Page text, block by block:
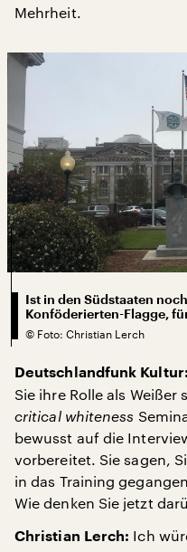
Mehrheit.
Ist in den Südstaaten
Konföderierten-Flagge,
© Foto: Christian Lerch
Deutschlandfunk Kultur:
Sie ihre Rolle als Weißer
critical whiteness
bewusst auf die
vorbereitet. Sie sagen,
in das Training
Wie denken Sie jetzt
Christian Lerch: Ich